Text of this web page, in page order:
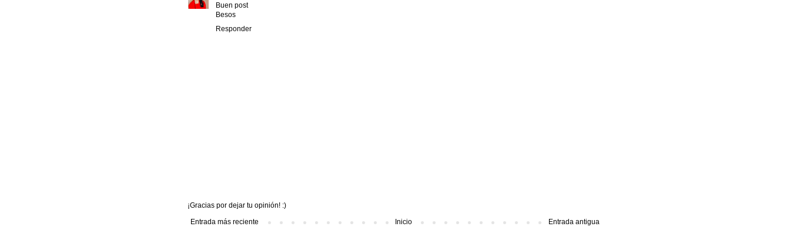
Buen post
Besos
Responder
¡Gracias por dejar tu opinión! :)
Entrada más reciente
Entrada antigua
Inicio